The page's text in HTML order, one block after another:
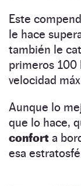
Este
le hace
también le
primeros 100
velocidad
Aunque lo
que lo hace,
confort a
esa